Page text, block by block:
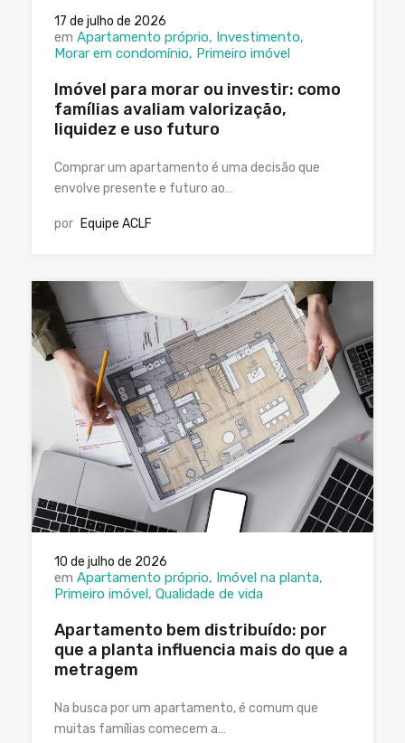
17 de julho de 2026
em Apartamento próprio Investimento
Morar em condomínio Primeiro imóvel
Imóvel para morar ou investir: como
famílias avaliam valorização,
liquidez e uso futuro
Comprar um apartamento é uma decisão que
envolve presente e futuro ao…
por Equipe ACLF
10 de julho de 2026
em Apartamento próprio Imóvel na planta
Primeiro imóvel Qualidade de vida
Apartamento bem distribuído: por
que a planta influencia mais do que a
metragem
Na busca por um apartamento, é comum que
muitas famílias comecem a…